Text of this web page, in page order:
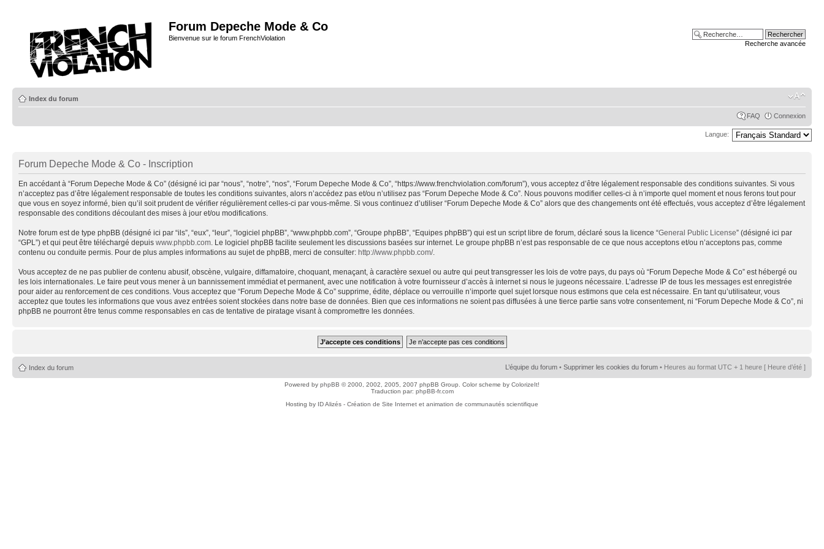
Forum Depeche Mode & Co
Bienvenue sur le forum FrenchViolation
Recherche avancée
Index du forum
FAQ Connexion
Langue:
Forum Depeche Mode & Co - Inscription
En accédant à “Forum Depeche Mode & Co” (désigné ici par “nous”, “notre”, “nos”, “Forum Depeche Mode & Co”, “https://www.frenchviolation.com/forum”), vous acceptez d’être légalement responsable des conditions suivantes. Si vous
n’acceptez pas d’être légalement responsable de toutes les conditions suivantes, alors n’accédez pas et/ou n’utilisez pas “Forum Depeche Mode & Co”. Nous pouvons modifier celles-ci à n’importe quel moment et nous ferons tout pour
que vous en soyez informé, bien qu’il soit prudent de vérifier régulièrement celles-ci par vous-même. Si vous continuez d’utiliser “Forum Depeche Mode & Co” alors que des changements ont été effectués, vous acceptez d’être légalement
responsable des conditions découlant des mises à jour et/ou modifications.
Notre forum est de type phpBB (désigné ici par “ils”, “eux”, “leur”, “logiciel phpBB”, “www.phpbb.com”, “Groupe phpBB”, “Equipes phpBB”) qui est un script libre de forum, déclaré sous la licence “General Public License” (désigné ici par
“GPL”) et qui peut être téléchargé depuis www.phpbb.com . Le logiciel phpBB facilite seulement les discussions basées sur internet. Le groupe phpBB n’est pas responsable de ce que nous acceptons et/ou n’acceptons pas, comme
contenu ou conduite permis. Pour de plus amples informations au sujet de phpBB, merci de consulter: http://www.phpbb.com/.
Vous acceptez de ne pas publier de contenu abusif, obscène, vulgaire, diffamatoire, choquant, menaçant, à caractère sexuel ou autre qui peut transgresser les lois de votre pays, du pays où “Forum Depeche Mode & Co” est hébergé ou
les lois internationales. Le faire peut vous mener à un bannissement immédiat et permanent, avec une notification à votre fournisseur d’accès à internet si nous le jugeons nécessaire. L’adresse IP de tous les messages est enregistrée
pour aider au renforcement de ces conditions. Vous acceptez que “Forum Depeche Mode & Co” supprime, édite, déplace ou verrouille n’importe quel sujet lorsque nous estimons que cela est nécessaire. En tant qu’utilisateur, vous
acceptez que toutes les informations que vous avez entrées soient stockées dans notre base de données. Bien que ces informations ne soient pas diffusées à une tierce partie sans votre consentement, ni “Forum Depeche Mode & Co”, ni
phpBB ne pourront être tenus comme responsables en cas de tentative de piratage visant à compromettre les données.
Index du forum L’équipe du forum • Supprimer les cookies du forum • Heures au format UTC + 1 heure [ Heure d’été ]
Powered by phpBB © 2000, 2002, 2005, 2007 phpBB Group. Color scheme by ColorizeIt!
Traduction par: phpBB-fr.com
Hosting by ID Alizés - Création de Site Internet et animation de communautés scientifique